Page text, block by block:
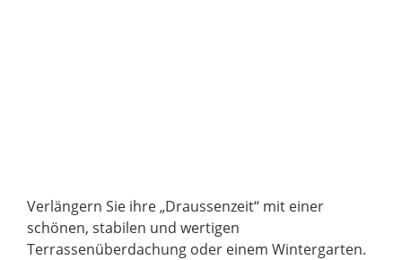
Verlängern Sie ihre „Draussenzeit“ mit einer
schönen, stabilen und wertigen
Terrassenüberdachung oder einem Wintergarten.